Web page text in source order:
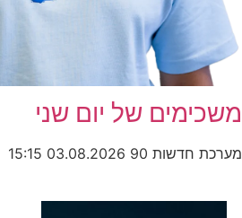
משכימים של יום שני
מערכת חדשות 90 03.08.2026
15:15